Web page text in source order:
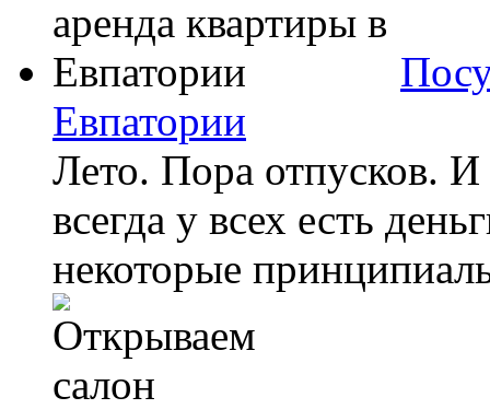
Евпатории
Лето. Пора отпусков.
всегда у всех есть
некоторые